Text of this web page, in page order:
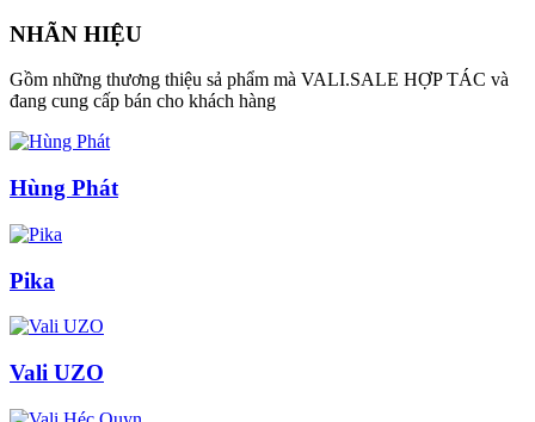
NHÃN HIỆU
Gồm những thương thiệu sả phẩm mà VALI.SALE HỢP TÁC và
đang cung cấp bán cho khách hàng
Hùng Phát
Pika
Vali UZO